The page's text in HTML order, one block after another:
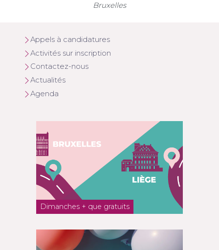
Bruxelles
Appels à candidatures
Activités sur inscription
Contactez-nous
Actualités
Agenda
Dimanches + que gratuits